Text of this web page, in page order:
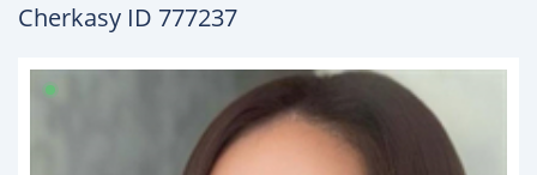
Cherkasy ID 777237